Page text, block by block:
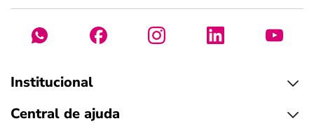
Institucional
Central de ajuda